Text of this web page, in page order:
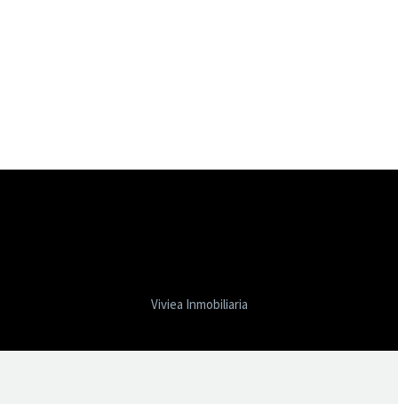
Viviea Inmobiliaria